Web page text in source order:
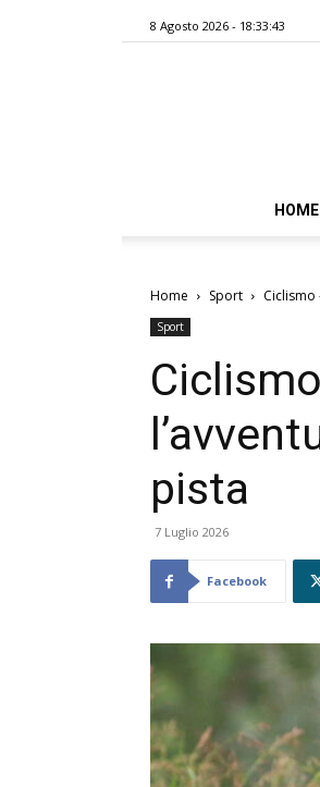
8 Agosto 2026 - 18:33:43
HOME
Home Sport Ciclismo
Sport
pista
7 Luglio 2026
Facebook